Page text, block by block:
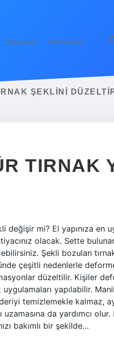
Yasal Uyarı Hakkımızda
ŞEKLINI DÜZELTIR
TIRNAK
değişir mi? El yapınıza
olacak. Sette
Şekli bozulan
çeşitli nedenlerle
düzeltilir. Kişiler
yapılabilir.
temizlemekle kalmaz,
uzamasına da yardımcı
bakımlı bir şekilde…